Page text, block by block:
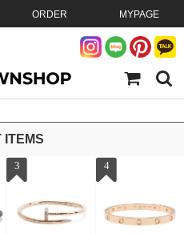
ORDER MYPAGE
ITEMS
3 4